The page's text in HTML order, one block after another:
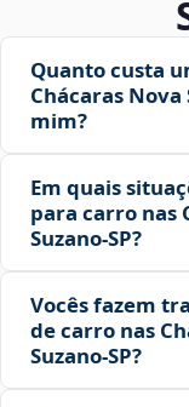
Quanto custa
Chácaras Nova
mim?
Em quais
para carro nas
Suzano‑SP?
Vocês fazem
de carro nas
Suzano‑SP?